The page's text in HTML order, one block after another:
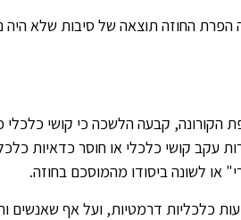
החוזה תוצאה של סיבות שלא היה
קבעה הלשכה כי קושי כלכלי
עקב קושי כלכלי או חוסר כדאיות
לשונה ביסודו מהמוסכם בחוזה.
כלכליות דרמטיות, ועל אף שאנשים